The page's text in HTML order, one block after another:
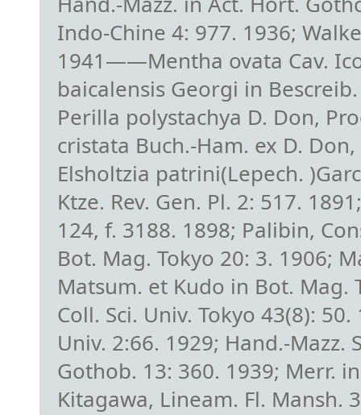
Indo-Chine 4: 977. 1936;
1941——Mentha ovata Cav.
baicalensis Georgi in
Perilla polystachya D. Don,
cristata Buch.-Ham. ex D.
Elsholtzia patrini(Lepech.
Ktze. Rev. Gen. Pl. 2: 517.
124, f. 3188. 1898; Palibin,
Bot. Mag. Tokyo 20: 3. 1906;
Matsum. et Kudo in Bot. Mag.
Coll. Sci. Univ. Tokyo 43(8):
Univ. 2:66. 1929; Hand.-Mazz.
Gothob. 13: 360. 1939; Merr.
Kitagawa, Lineam. Fl. Mansh.